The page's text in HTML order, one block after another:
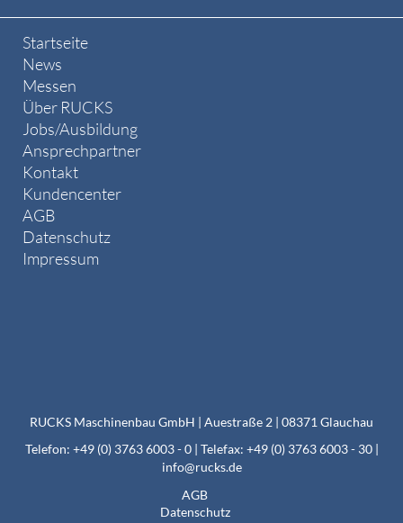
Startseite
News
Messen
Über RUCKS
Jobs/Ausbildung
Ansprechpartner
Kontakt
Kundencenter
AGB
Datenschutz
Impressum
RUCKS Maschinenbau GmbH | Auestraße 2 | 08371 Glauchau
Telefon: +49 (0) 3763 6003 - 0 | Telefax: +49 (0) 3763 6003 - 30 |
info@rucks.de
AGB
Datenschutz